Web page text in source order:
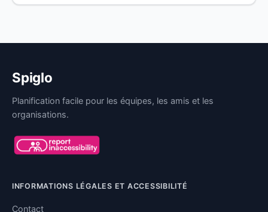
Spiglo
Planification facile pour les équipes, les amis et les
organisations.
INFORMATIONS LÉGALES ET ACCESSIBILITÉ
Contact